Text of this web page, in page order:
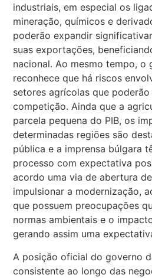
industriais, em especial os
mineração, químicos e
poderão expandir
suas exportações,
nacional. Ao mesmo tempo, o
reconhece que há riscos
setores agrícolas que
competição. Ainda que a
parcela pequena do PIB, os
determinadas regiões são
pública e a imprensa búlgara
processo com expectativa
acordo uma via de abertura
impulsionar a modernização,
que possuem preocupações
normas ambientais e o
gerando assim uma
A posição oficial do governo
consistente ao longo das